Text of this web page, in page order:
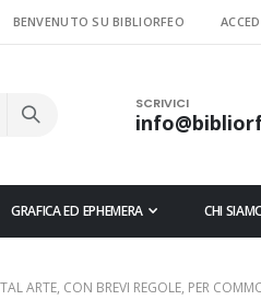
BENVENUTO SU BIBLIORFEO
SCRIVICI
GRAFICA ED EPHEMERA CHI
ARTE, CON BREVI REGOLE, PER